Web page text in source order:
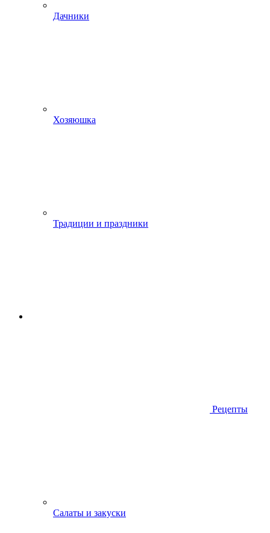
Дачники
Хозяюшка
Традиции и праздники
Рецепты
Салаты и закуски